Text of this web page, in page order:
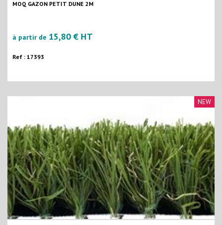
MOQ GAZON PETIT DUNE 2M
à partir de 15,80 € HT
Ref : 17393
NEW